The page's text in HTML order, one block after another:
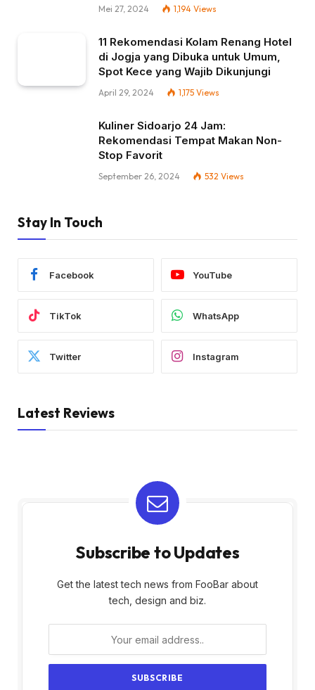
Mei 27, 2024 1,194 Views
11 Rekomendasi Kolam Renang Hotel
di Jogja yang Dibuka untuk Umum,
Spot Kece yang Wajib Dikunjungi
April 29, 2024 1,175 Views
Kuliner Sidoarjo 24 Jam:
Rekomendasi Tempat Makan Non-
Stop Favorit
September 26, 2024 532 Views
Stay In Touch
Facebook YouTube
TikTok WhatsApp
Twitter Instagram
Latest Reviews
Subscribe to Updates
Get the latest tech news from FooBar about
tech, design and biz.